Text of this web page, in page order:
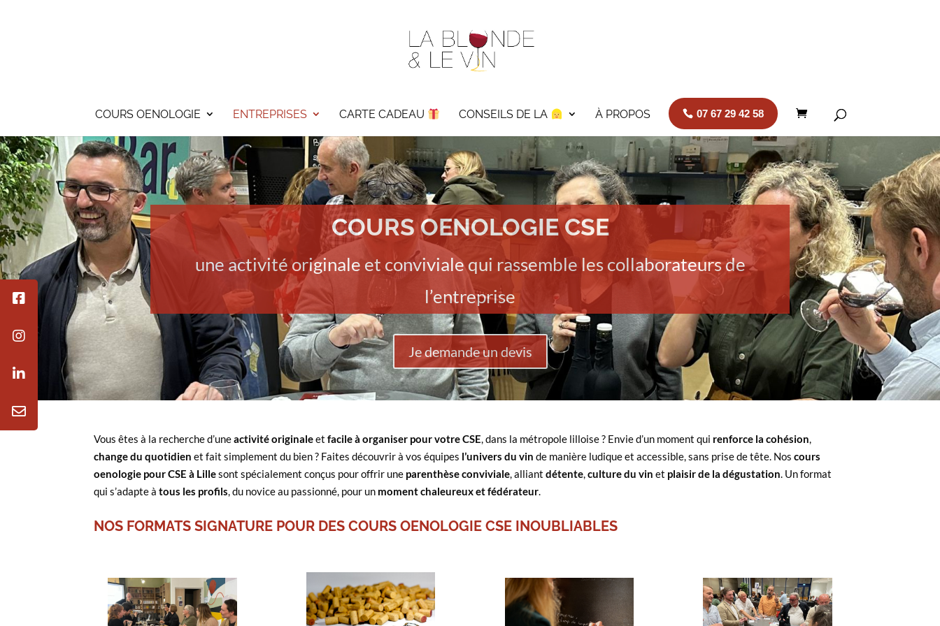
COURS OENOLOGIE ENTREPRISES CARTE CADEAU CONSEILS DE LA À PROPOS 07 67 29 42 58
COURS OENOLOGIE CSE
une activité originale et conviviale qui rassemble les collaborateurs de
l’entreprise
Je demande un devis
Vous êtes à la recherche d’uneactivité originaleetfacile à organiser pour votre CSE, dans la métropole lilloise ? Envie d’un moment qui renforce la cohésion,
change du quotidien et fait simplement du bien ? Faites découvrir à vos équipes l’univers du vin de manière ludique et accessible, sans prise de tête. Noscours
oenologie pour CSE à Lillesont spécialement conçus pour offrir une parenthèse conviviale, alliantdétente,culture du vin et plaisir de la dégustation. Un format
qui s’adapte àtous les profils, du novice au passionné, pour un moment chaleureux et fédérateur.
NOS FORMATS SIGNATURE POUR DES COURS OENOLOGIE CSE INOUBLIABLES
Chaque atelier explore un
mets et vins, etc . Une
dégustation guidée, vivante
et accessible pour découvrir
idée originale ? Nous
adaptons nos ateliers pour
répondre à vos envies, avec
approfondir ses
connaissances en
œnologie
, à son rythme. De
forts
:
Journée bien-être
,
séminaire
,
afterwork
,
repas